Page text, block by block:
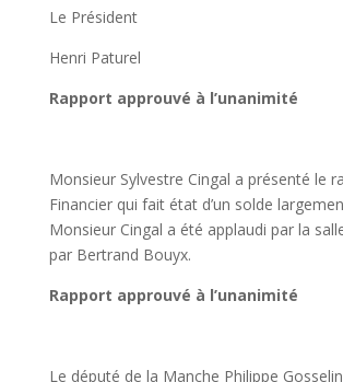
Le Président
Henri Paturel
Rapport approuvé à l’unanimité
Monsieur Sylvestre Cingal a présenté le
Financier qui fait état d’un solde
Monsieur Cingal a été applaudi par la
par Bertrand Bouyx.
Rapport approuvé à l’unanimité
Le député de la Manche Philippe